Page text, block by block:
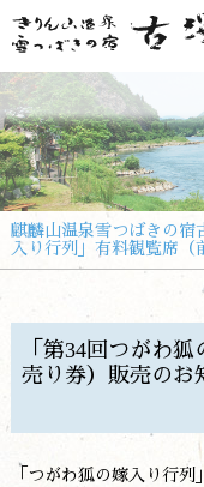
麒麟山温泉雪つばきの宿
入り行列」有料観覧席（
「第34回つがわ
売り券）販売のお
「つがわ狐の嫁入り行